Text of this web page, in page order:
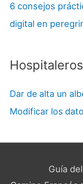
6 consejos
digital en
Dar de alta un
Modificar los
Guía